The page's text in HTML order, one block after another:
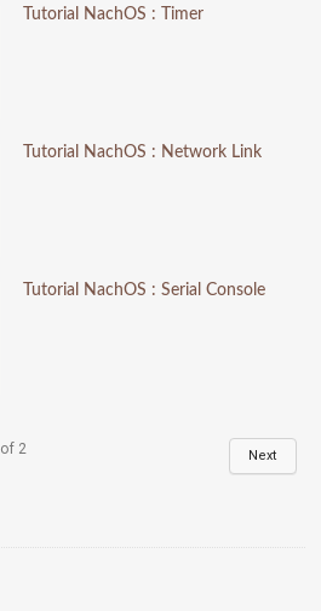
Tutorial NachOS : Timer
Tutorial NachOS : Network Link
Tutorial NachOS : Serial Console
of 2 Next